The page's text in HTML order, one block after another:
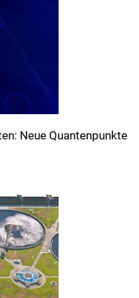
Neue Quantenpunkte